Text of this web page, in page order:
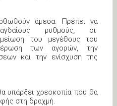
άμεσα. Πρέπει να
ρυθμούς, οι
μείωση του μεγέθους του
των αγορών, την
και την ενίσχυση της
υπάρξει χρεοκοπία που θα
στη δραχμή.